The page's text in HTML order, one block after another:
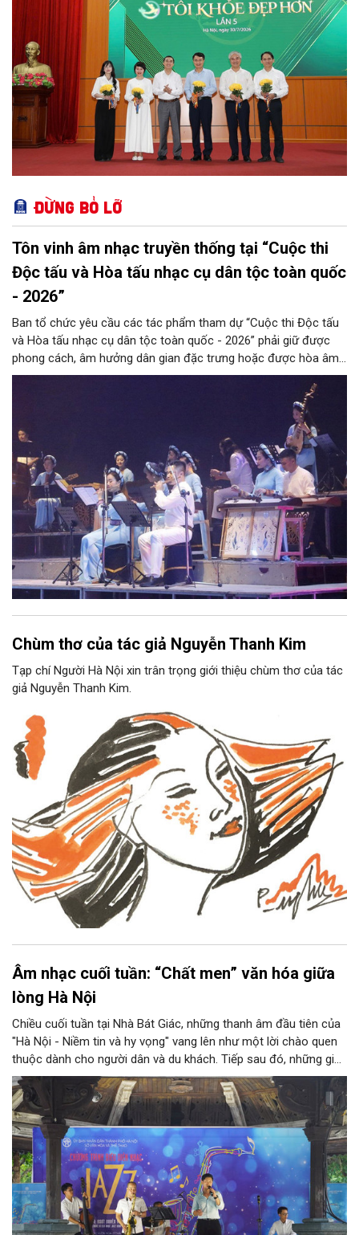
Đừng bỏ lỡ
Tôn vinh âm nhạc truyền thống tại “Cuộc thi
Độc tấu và Hòa tấu nhạc cụ dân tộc toàn quốc
- 2026”
Ban tổ chức yêu cầu các tác phẩm tham dự “Cuộc thi Độc tấu
và Hòa tấu nhạc cụ dân tộc toàn quốc - 2026” phải giữ được
phong cách, âm hưởng dân gian đặc trưng hoặc được hòa âm,
phối khí mới trên nền tảng làn điệu âm nhạc truyền thống Việt
Nam, đồng thời phải được trình diễn trực tiếp bằng nhạc cụ dân
Chùm thơ của tác giả Nguyễn Thanh Kim
Tạp chí Người Hà Nội xin trân trọng giới thiệu chùm thơ của tác
giả Nguyễn Thanh Kim.
Âm nhạc cuối tuần: “Chất men” văn hóa giữa
lòng Hà Nội
Chiều cuối tuần tại Nhà Bát Giác, những thanh âm đầu tiên của
"Hà Nội - Niềm tin và hy vọng" vang lên như một lời chào quen
thuộc dành cho người dân và du khách. Tiếp sau đó, những giai
điệu jazz kinh điển của thế giới lần lượt cất lên qua phần biểu
diễn của NSƯT Quyền Văn Minh và các nghệ sĩ Bình Minh Jazz
Club, mở ra một không gian âm nhạc giàu cảm xúc ngay giữa
trung tâm Thủ đô.